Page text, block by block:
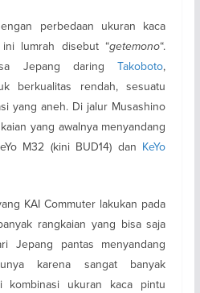
perbedaan ukuran kaca
lumrah disebut “getemono“.
Jepang daringTakoboto,
berkualitas rendah, sesuatu
yang aneh. Di jalur Musashino
yang awalnya menyandang
M32 (kini BUD14) dan KeYo
KAI Commuter lakukan pada
rangkaian yang bisa saja
Jepang pantas menyandang
karena sangat banyak
kombinasi ukuran kaca pintu